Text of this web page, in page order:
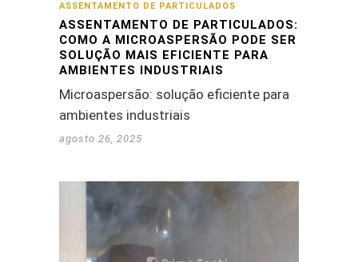
ASSENTAMENTO DE PARTICULADOS
ASSENTAMENTO DE PARTICULADOS:
COMO A MICROASPERSÃO PODE SER A
SOLUÇÃO MAIS EFICIENTE PARA
AMBIENTES INDUSTRIAIS
Microaspersão: solução eficiente para
ambientes industriais
agosto 26, 2025